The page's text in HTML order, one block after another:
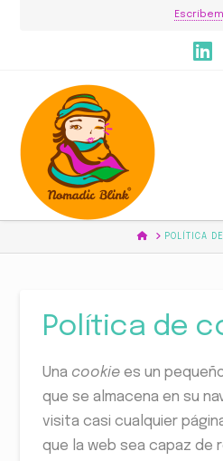
HOMEPOLÍTICA
Política de
Una cookie es un
que se almacena en su
visita casi cualquier
que la web sea capaz de